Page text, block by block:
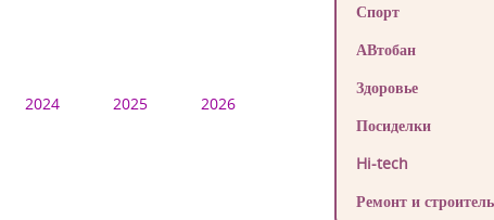
2024 2025
2026
Спорт
АВтобан
Здоровье
Посиделки
Hi-tech
Ремонт и